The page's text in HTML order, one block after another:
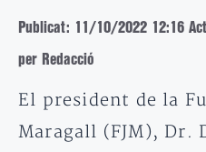
Publicat: 11/10/2022 12:16
per Redacció
El president de la
Maragall (FJM), Dr.